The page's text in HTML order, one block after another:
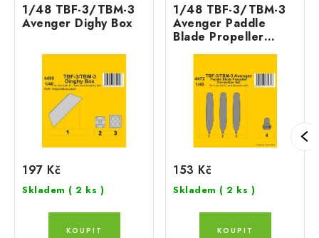
1/48 TBF-3/TBM-3
Avenger Dighy Box
197 Kč
Skladem ( 2 ks )
1/48 TBF-3/TBM-3
Avenger Paddle
Blade Propeller
Correction Set for
153 Kč
Skladem ( 2 ks )